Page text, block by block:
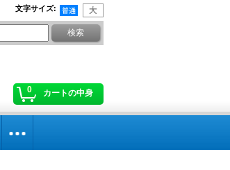
文字サイズ:
0 カートの中身